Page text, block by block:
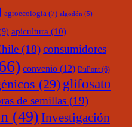
agroecología (7) algodón (5)
apicultura (10)
(18)consumidores
convenio (12) DuPont (6)
(29) glifosato
de semillas (19)
(49) Investigación